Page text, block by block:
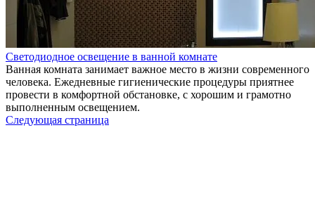
Светодиодное освещение в ванной комнате
Ванная комната занимает важное место в жизни современного
человека. Ежедневные гигиенические процедуры приятнее
провести в комфортной обстановке, с хорошим и грамотно
выполненным освещением.
Следующая страница